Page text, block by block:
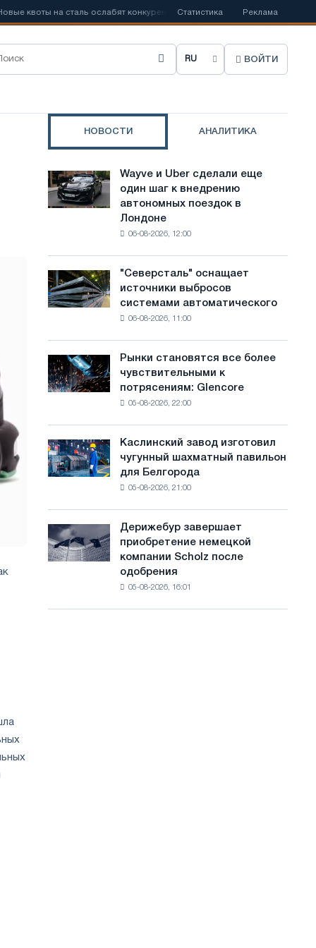
квоты на сталь ослабят конкуренцию в Соединенном Королевстве
Статистика Реклама
В
б
т
ь
я
з
ы
к
й
ВОЙТИ
НОВОСТИ АНАЛИТИКА
Wayve
и
Uber
к
внедрению
в
Лондоне
Wayve и Uber сделали еще
один шаг к внедрению
автономных поездок в
Лондоне
06-08-2026, 12:00
"Северсталь"
оснащает
источники
автоматического
контроля
"Северсталь" оснащает
источники выбросов
системами автоматического
06-08-2026, 11:00
Рынки
становятся
все
потрясениям:
Glencore
Рынки становятся все более
чувствительными к
потрясениям: Glencore
05-08-2026, 22:00
Каслинский
завод
изготовил
для
Белгорода
Каслинский завод изготовил
чугунный шахматный павильон
для Белгорода
05-08-2026, 21:00
Дерижебур
завершает
приобретение
Дерижебур завершает
приобретение немецкой
компании Scholz после
одобрения
05-08-2026, 16:01